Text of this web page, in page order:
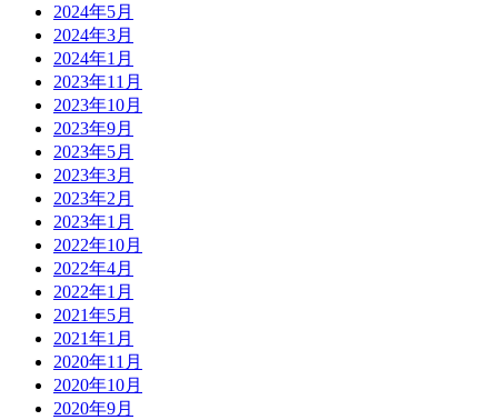
2024年5月
2024年3月
2024年1月
2023年11月
2023年10月
2023年9月
2023年5月
2023年3月
2023年2月
2023年1月
2022年10月
2022年4月
2022年1月
2021年5月
2021年1月
2020年11月
2020年10月
2020年9月